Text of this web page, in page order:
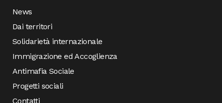
News
Dai territori
Solidarietà internazionale
Immigrazione ed Accoglienza
Antimafia Sociale
Progetti sociali
Contatti